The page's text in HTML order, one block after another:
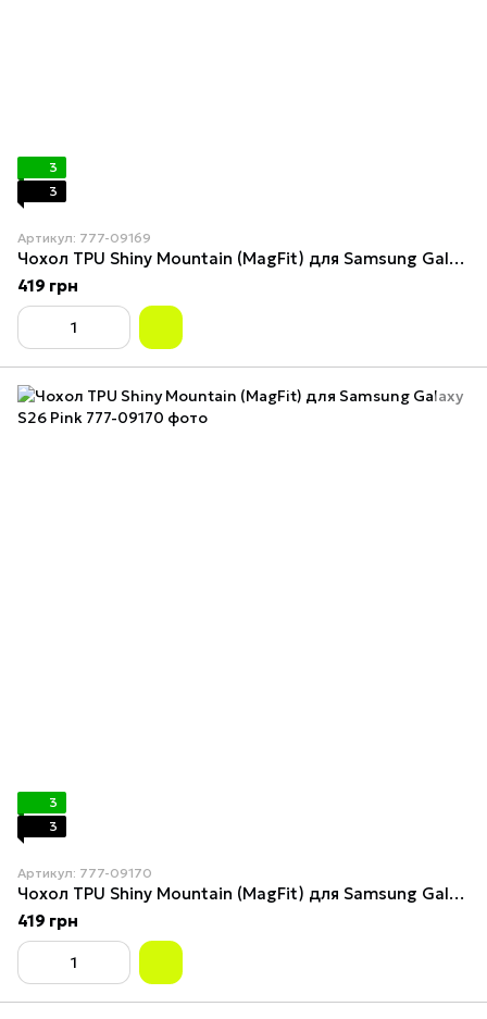
3
3
Артикул: 777-09169
Чохол TPU Shiny Mountain (MagFit) для Samsung Galaxy S26 Green
419 грн
3
3
Артикул: 777-09170
Чохол TPU Shiny Mountain (MagFit) для Samsung Galaxy S26 Pink
419 грн